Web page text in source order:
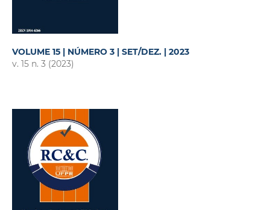
VOLUME 15 | NÚMERO 3 | SET/DEZ. | 2023
v. 15 n. 3 (2023)